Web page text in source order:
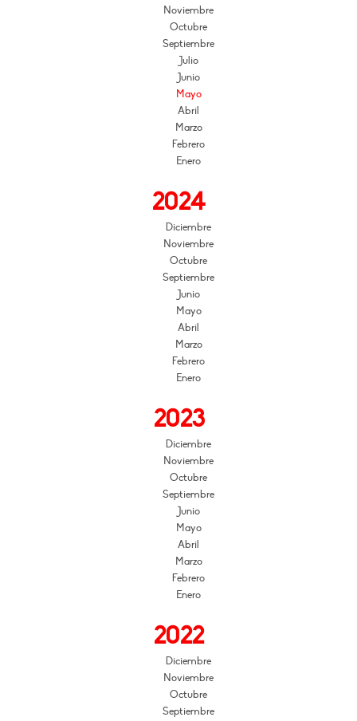
Noviembre
Octubre
Septiembre
Julio
Junio
Mayo
Abril
Marzo
Febrero
Enero
2024
Diciembre
Noviembre
Octubre
Septiembre
Junio
Mayo
Abril
Marzo
Febrero
Enero
2023
Diciembre
Noviembre
Octubre
Septiembre
Junio
Mayo
Abril
Marzo
Febrero
Enero
2022
Diciembre
Noviembre
Octubre
Septiembre